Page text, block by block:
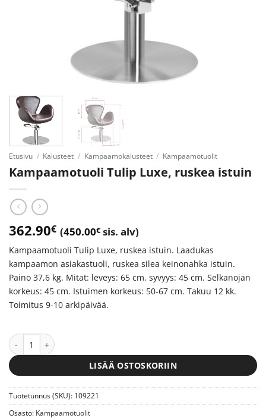
Etusivu / Kalusteet / Kampaamokalusteet / Kampaamotuolit
Kampaamotuoli Tulip Luxe, ruskea istuin
362.90€ (450.00€sis. alv)
Kampaamotuoli Tulip Luxe, ruskea istuin. Laadukas
kampaamon asiakastuoli, ruskea silea keinonahka istuin.
Paino 37,6 kg. Mitat: leveys: 65 cm. syvyys: 45 cm. Selkanojan
korkeus: 45 cm. Istuimen korkeus: 50-67 cm. Takuu 12 kk.
Toimitus 9-10 arkipäivää.
Kampaamotuoli Tulip Luxe, ruskea istuin määrä
LISÄÄ OSTOSKORIIN
Tuotetunnus (SKU): 109221
Osasto: Kampaamotuolit